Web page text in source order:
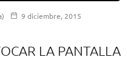
9 diciembre, 2015
LA PANTALLA